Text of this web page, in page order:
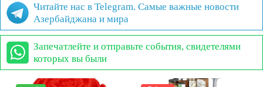
Читайте нас в Telegram. Самые важные новости
Азербайджана и мира
Запечатлейте и отправьте события, свидетелями
которых вы были